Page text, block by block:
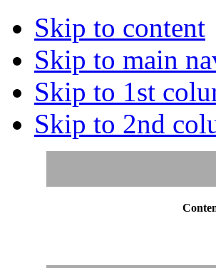
Skip to content
Skip to main
Skip to 1st
Skip to 2nd